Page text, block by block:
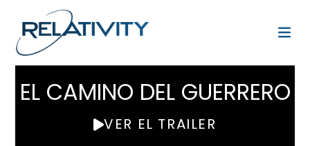
EL CAMINO DEL GUERRERO
VER EL TRAILER